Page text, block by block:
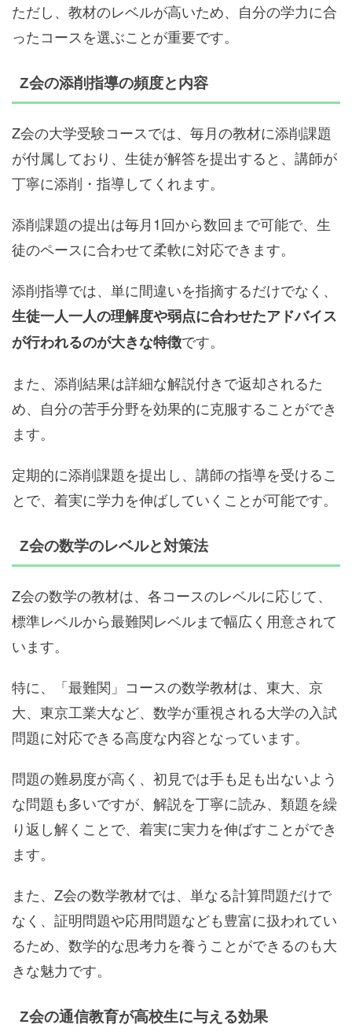
ただし、教材のレベルが高いため、自分の学力に合
ったコースを選ぶことが重要です。
Z会の添削指導の頻度と内容
Z会の大学受験コースでは、毎月の教材に添削課題
が付属しており、生徒が解答を提出すると、講師が
丁寧に添削・指導してくれます。
添削課題の提出は毎月1回から数回まで可能で、生
徒のペースに合わせて柔軟に対応できます。
添削指導では、単に間違いを指摘するだけでなく、
生徒一人一人の理解度や弱点に合わせたアドバイス
が行われるのが大きな特徴です。
また、添削結果は詳細な解説付きで返却されるた
め、自分の苦手分野を効果的に克服することができ
ます。
定期的に添削課題を提出し、講師の指導を受けるこ
とで、着実に学力を伸ばしていくことが可能です。
Z会の数学のレベルと対策法
Z会の数学の教材は、各コースのレベルに応じて、
標準レベルから最難関レベルまで幅広く用意されて
います。
特に、「最難関」コースの数学教材は、東大、京
大、東京工業大など、数学が重視される大学の入試
問題に対応できる高度な内容となっています。
問題の難易度が高く、初見では手も足も出ないよう
な問題も多いですが、解説を丁寧に読み、類題を繰
り返し解くことで、着実に実力を伸ばすことができ
ます。
また、Z会の数学教材では、単なる計算問題だけで
なく、証明問題や応用問題なども豊富に扱われてい
るため、数学的な思考力を養うことができるのも大
きな魅力です。
Z会の通信教育が高校生に与える効果